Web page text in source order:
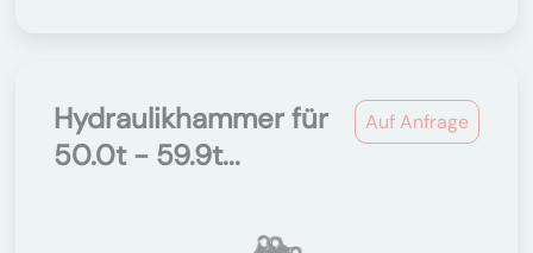
Auf Anfrage
Hydraulikhammer für
50.0t - 59.9t...